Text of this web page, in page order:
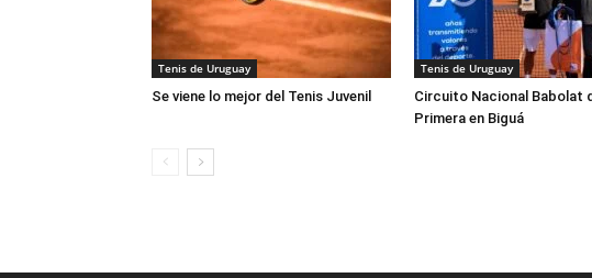
Tenis de Uruguay
Se viene lo mejor del Tenis Juvenil
Tenis de Uruguay
Circuito Nacional Babolat
Primera en Biguá